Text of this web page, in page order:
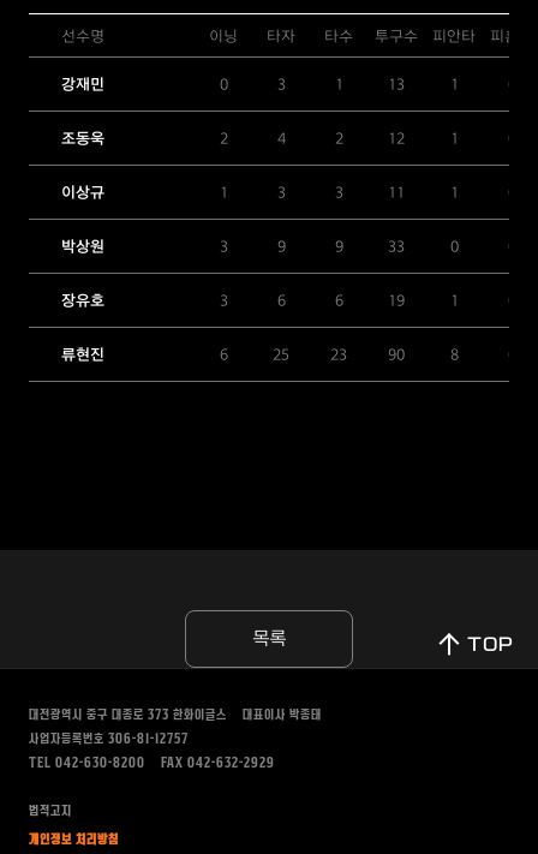
선수명 이닝 타자 타수 투구수 피안타 피홈런
강재민 0 3 1 13 1 0
조동욱 2 4 2 12 1 0
이상규 1 3 3 11 1 0
박상원 3 9 9 33 0 0
장유호 3 6 6 19 1 0
류현진 6 25 23 90 8 0
목록 TOP
대전광역시 중구 대종로 373 한화이글스
대표이사 박종태
사업자등록번호 306-81-12757
TEL 042-630-8200
FAX 042-632-2929
법적고지
개인정보 처리방침